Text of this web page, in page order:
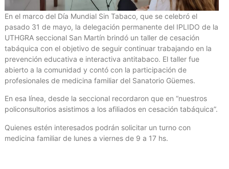
En el marco del Día Mundial Sin Tabaco, que se celebró el
pasado 31 de mayo, la delegación permanente del IPLIDO de la
UTHGRA seccional San Martín brindó un taller de cesación
tabáquica con el objetivo de seguir continuar trabajando en la
prevención educativa e interactiva antitabaco. El taller fue
abierto a la comunidad y contó con la participación de
profesionales de medicina familiar del Sanatorio Güemes.
En esa línea, desde la seccional recordaron que en “nuestros
policonsultorios asistimos a los afiliados en cesación tabáquica”.
Quienes estén interesados podrán solicitar un turno con
medicina familiar de lunes a viernes de 9 a 17 hs.